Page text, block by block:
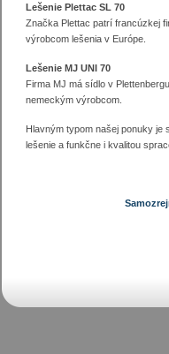
Lešenie Plettac SL 70
Značka Plettac patrí francúzkej
výrobcom lešenia v Európe.
Lešenie MJ UNI 70
Firma MJ má sídlo v
nemeckým výrobcom.
Hlavným typom našej ponuky je
lešenie a funkčne i kvalitou